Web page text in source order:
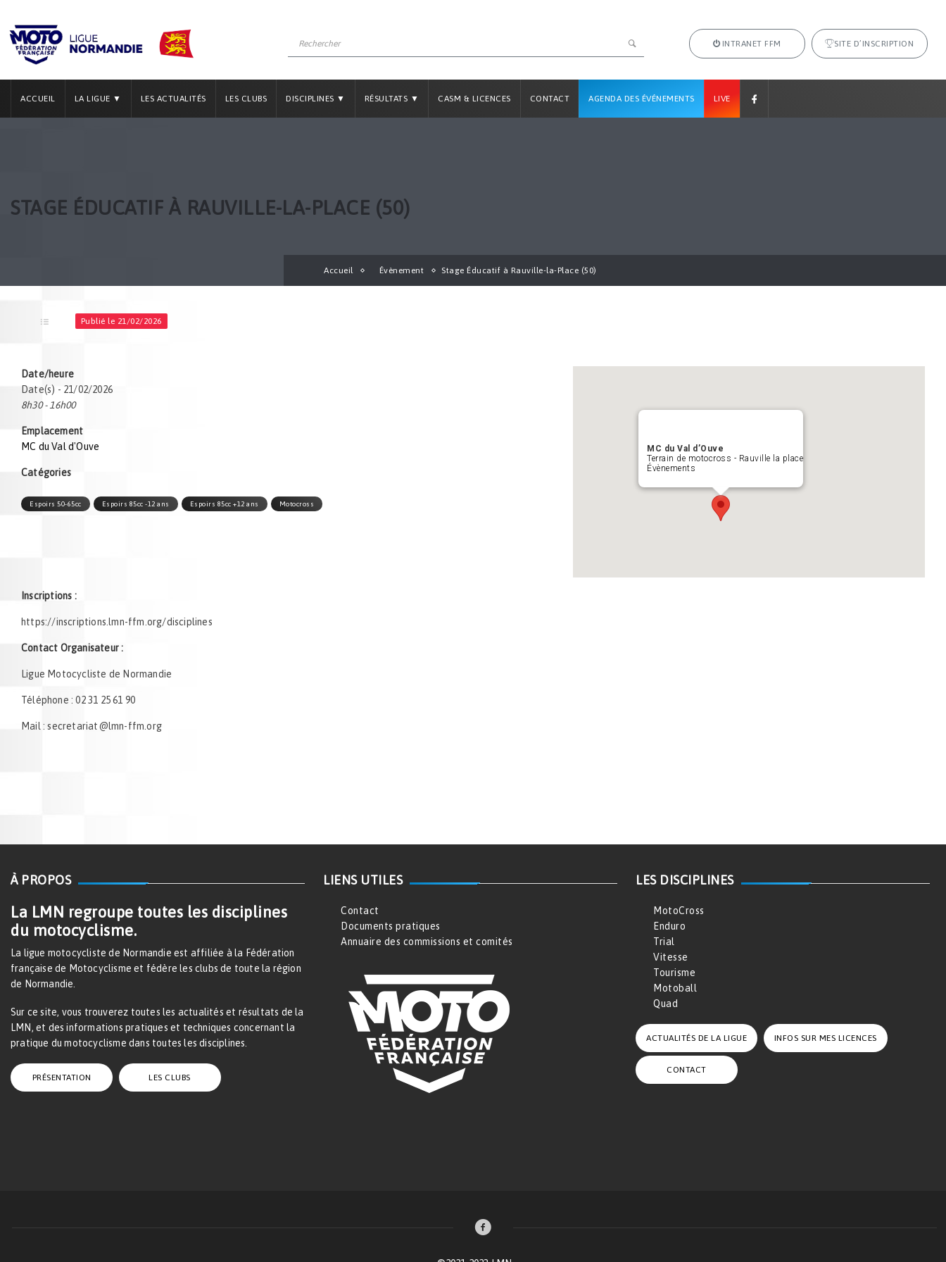
INTRANET FFM SITE D’INSCRIPTION
ACCUEIL LA LIGUE ▼ LES ACTUALITÉS LES CLUBS DISCIPLINES ▼ RÉSULTATS ▼ CASM & LICENCES CONTACT AGENDA DES ÉVÉNEMENTS LIVE
STAGE ÉDUCATIF À RAUVILLE-LA-PLACE (50)
Accueil Évènement Stage Éducatif à Rauville-la-Place (50)
Publié le 21/02/2026
MC du Val d’Ouve
Terrain de motocross - Rauville la place
Évènements
Date/heure
Date(s) - 21/02/2026
8h30 - 16h00
Emplacement
MC du Val d'Ouve
Catégories
Espoirs 50-65cc Espoirs 85cc -12 ans Espoirs 85cc +12 ans Motocross
Inscriptions :
https://inscriptions.lmn-ffm.org/disciplines
Contact Organisateur :
Ligue Motocycliste de Normandie
Téléphone : 02 31 25 61 90
Mail : secretariat@lmn-ffm.org
À PROPOS
La LMN regroupe toutes les disciplines
du motocyclisme.
La ligue motocycliste de Normandie est affiliée à la Fédération
française de Motocyclisme et fédère les clubs de toute la région
de Normandie.
Sur ce site, vous trouverez toutes les actualités et résultats de la
LMN, et des informations pratiques et techniques concernant la
pratique du motocyclisme dans toutes les disciplines.
PRÉSENTATION LES CLUBS
LIENS UTILES
Contact
Documents pratiques
Annuaire des commissions et comités
LES DISCIPLINES
MotoCross
Enduro
Trial
Vitesse
Tourisme
Motoball
Quad
ACTUALITÉS DE LA LIGUE INFOS SUR MES LICENCES
CONTACT